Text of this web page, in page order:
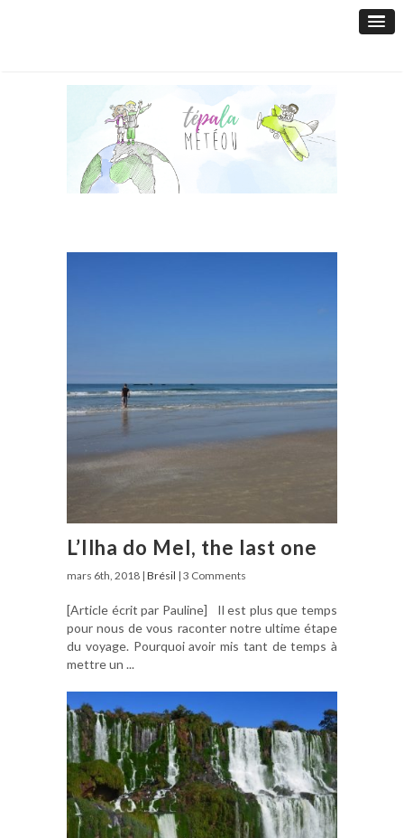
L’Ilha do Mel, the last one
mars 6th, 2018 | Brésil | 3 Comments
[Article écrit par Pauline] Il est plus que temps
pour nous de vous raconter notre ultime étape
du voyage. Pourquoi avoir mis tant de temps à
mettre un ...